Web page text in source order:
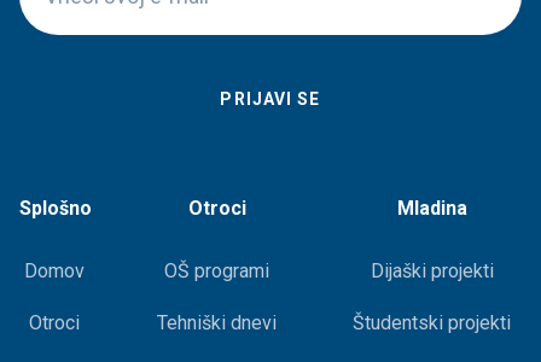
Splošno
Domov
Otroci
Otroci
OŠ programi
Tehniški dnevi
Mladina
Dijaški projekti
Študentski projekti